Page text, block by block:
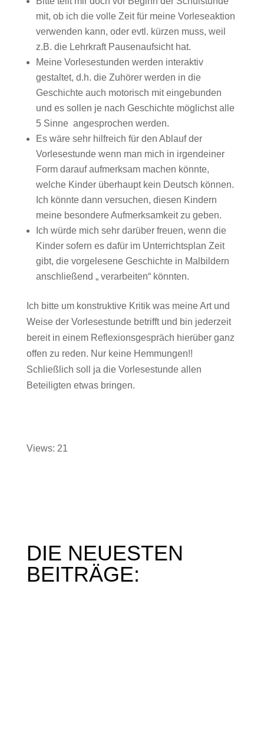
mit, ob ich die volle Zeit für meine Vorleseaktion
verwenden kann, oder evtl. kürzen muss, weil
z.B. die Lehrkraft Pausenaufsicht hat.
Meine Vorlesestunden werden interaktiv
gestaltet, d.h. die Zuhörer werden in die
Geschichte auch motorisch mit eingebunden
und es sollen je nach Geschichte möglichst alle
5 Sinne angesprochen werden.
Es wäre sehr hilfreich für den Ablauf der
Vorlesestunde wenn man mich in irgendeiner
Form darauf aufmerksam machen könnte,
welche Kinder überhaupt kein Deutsch können.
Ich könnte dann versuchen, diesen Kindern
meine besondere Aufmerksamkeit zu geben.
Ich würde mich sehr darüber freuen, wenn die
Kinder sofern es dafür im Unterrichtsplan Zeit
gibt, die vorgelesene Geschichte in Malbildern
anschließend „ verarbeiten“ könnten.
Ich bitte um konstruktive Kritik was meine Art und
Weise der Vorlesestunde betrifft und bin jederzeit
bereit in einem Reflexionsgespräch hierüber ganz
offen zu reden. Nur keine Hemmungen!!
Schließlich soll ja die Vorlesestunde allen
Beteiligten etwas bringen.
Views: 21
DIE NEUESTEN
BEITRÄGE: